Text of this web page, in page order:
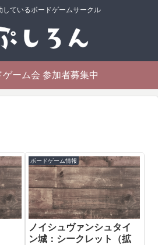
しているボードゲームサークル
ーム会 参加者募集中
ボードゲーム情報
ノイシュヴァンシュタイ
ン城：シークレット（拡